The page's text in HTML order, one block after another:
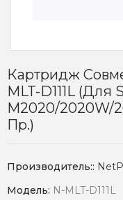
Картридж
MLT-D111L (для
M2020/2020W/
Пр.)
Производитель::
Модель: N-MLT-D111L